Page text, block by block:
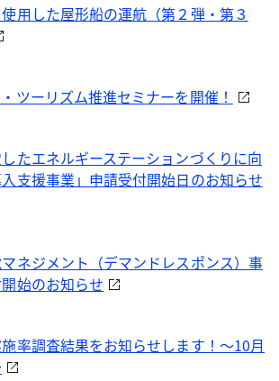
用した屋形船の運航（第２弾・第３
ツーリズム推進セミナーを開催！
したエネルギーステーションづくりに向
支援事業」申請受付開始日のお知らせ
マネジメント（デマンドレスポンス）事
始のお知らせ
率調査結果をお知らせします！～10月